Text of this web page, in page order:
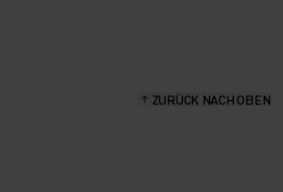
ZURÜCK NACH OBEN